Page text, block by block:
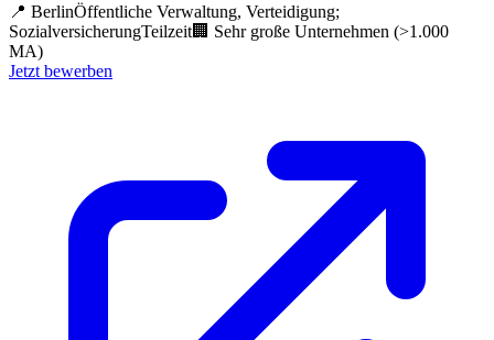
📍 BerlinÖffentliche Verwaltung, Verteidigung;
SozialversicherungTeilzeit🏢 Sehr große Unternehmen (>1.000
MA)
Jetzt bewerben